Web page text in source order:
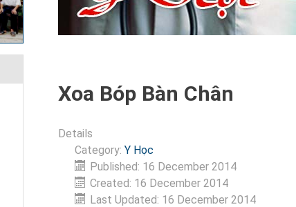
Xoa Bóp Bàn Chân
Details
Category: Y Học
Published: 16 December 2014
Created: 16 December 2014
Last Updated: 16 December 2014